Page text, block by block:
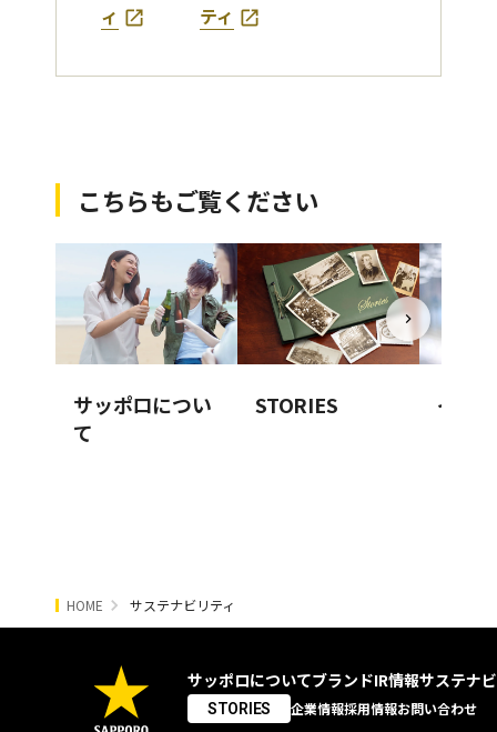
ィ
ティ
こちらもご覧ください
サッポロについ
て
STORIES イノ
HOME サステナビリティ
サッポロについてブランドIR情報サステナ
STORIES 企業情報採用情報お問い合わせ